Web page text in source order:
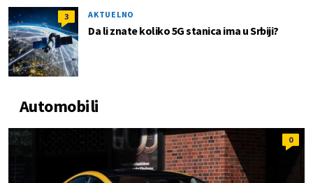
3 AKTUELNO
Da li znate koliko 5G stanica ima u Srbiji?
Automobili
0